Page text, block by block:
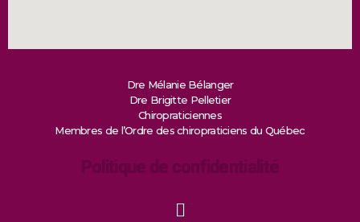
Dre Mélanie Bélanger
Dre Brigitte Pelletier
Chiropraticiennes
Membres de l’Ordre des chiropraticiens du Québec
Politique de confidentialité